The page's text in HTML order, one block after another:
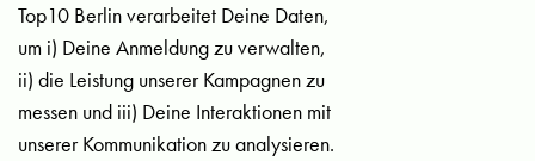
Top10 Berlin verarbeitet Deine Daten,
um i) Deine Anmeldung zu verwalten,
ii) die Leistung unserer Kampagnen zu
messen und iii) Deine Interaktionen mit
unserer Kommunikation zu analysieren.